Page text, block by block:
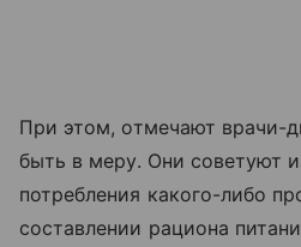
При этом, отмечают врачи-
быть в меру. Они советуют
потребления какого-либо
составлении рациона